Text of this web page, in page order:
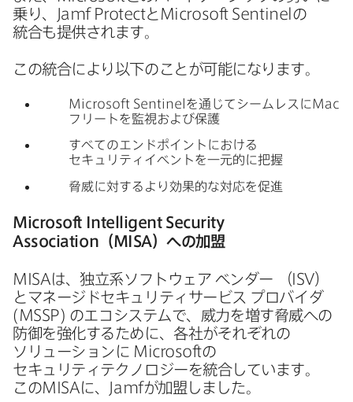
乗り、
Jamf Protectと Microsoft Sentinel の​
統合も​提供されます。
この​統合に​より​以下の​ことが​可能に​なります。
Microsoft Sentinel を​通じて​シームレスにMac
フリートを​監視および​保護
すべての​エンドポイントに​おける​
セキュリティイベントを​一元的に​把握
脅威に​対するより​効果的な​対応を​促進
Microsoft Intelligent Security
Association （MISA）​への​加盟
MISA は、​独立系ソフトウェア ベンダー （ ISV）
と​マネージドセキュリティサービス プロバイダ
( MSSP) の​エコシステムで、​威力を​増す脅威への​
防御を​強化する​ために、​各社が​それぞれの​
ソリューションに Microsoftの​
セキュリティテクノロジーを​統合しています。
このMISA に、 Jamfが​加盟しました。